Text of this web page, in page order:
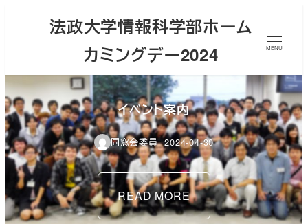
コ
ン
テ
ン
ツ
へ
移
動
法政大学情報科学部ホーム
カミングデー2024
MENU
イベント案内
同窓会委員 2024-04-30
READ MORE